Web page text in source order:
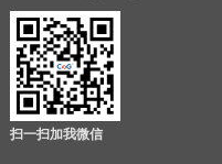
扫一扫加我微信